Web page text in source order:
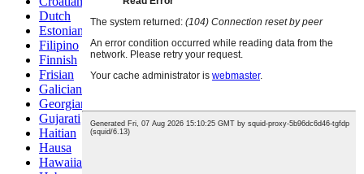
Dutch
Estonian
Filipino
Finnish
Frisian
Galician
Georgian
Gujarati
Haitian
Hausa
Hawaiian